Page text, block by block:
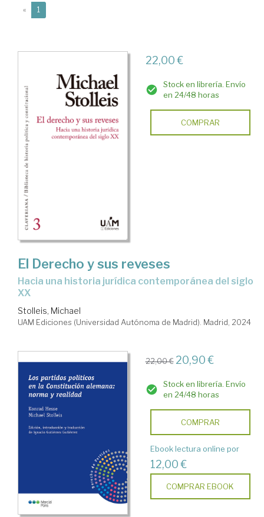
« 1
22,00 €
Stock en librería. Envío
en 24/48 horas
COMPRAR
El Derecho y sus reveses
Hacia una historia jurídica contemporánea del siglo
XX
Stolleis, Michael
UAM Ediciones (Universidad Autónoma de Madrid). Madrid, 2024
22,00 € 20,90 €
Stock en librería. Envío
en 24/48 horas
COMPRAR
Ebook lectura online por
12,00 €
COMPRAR EBOOK